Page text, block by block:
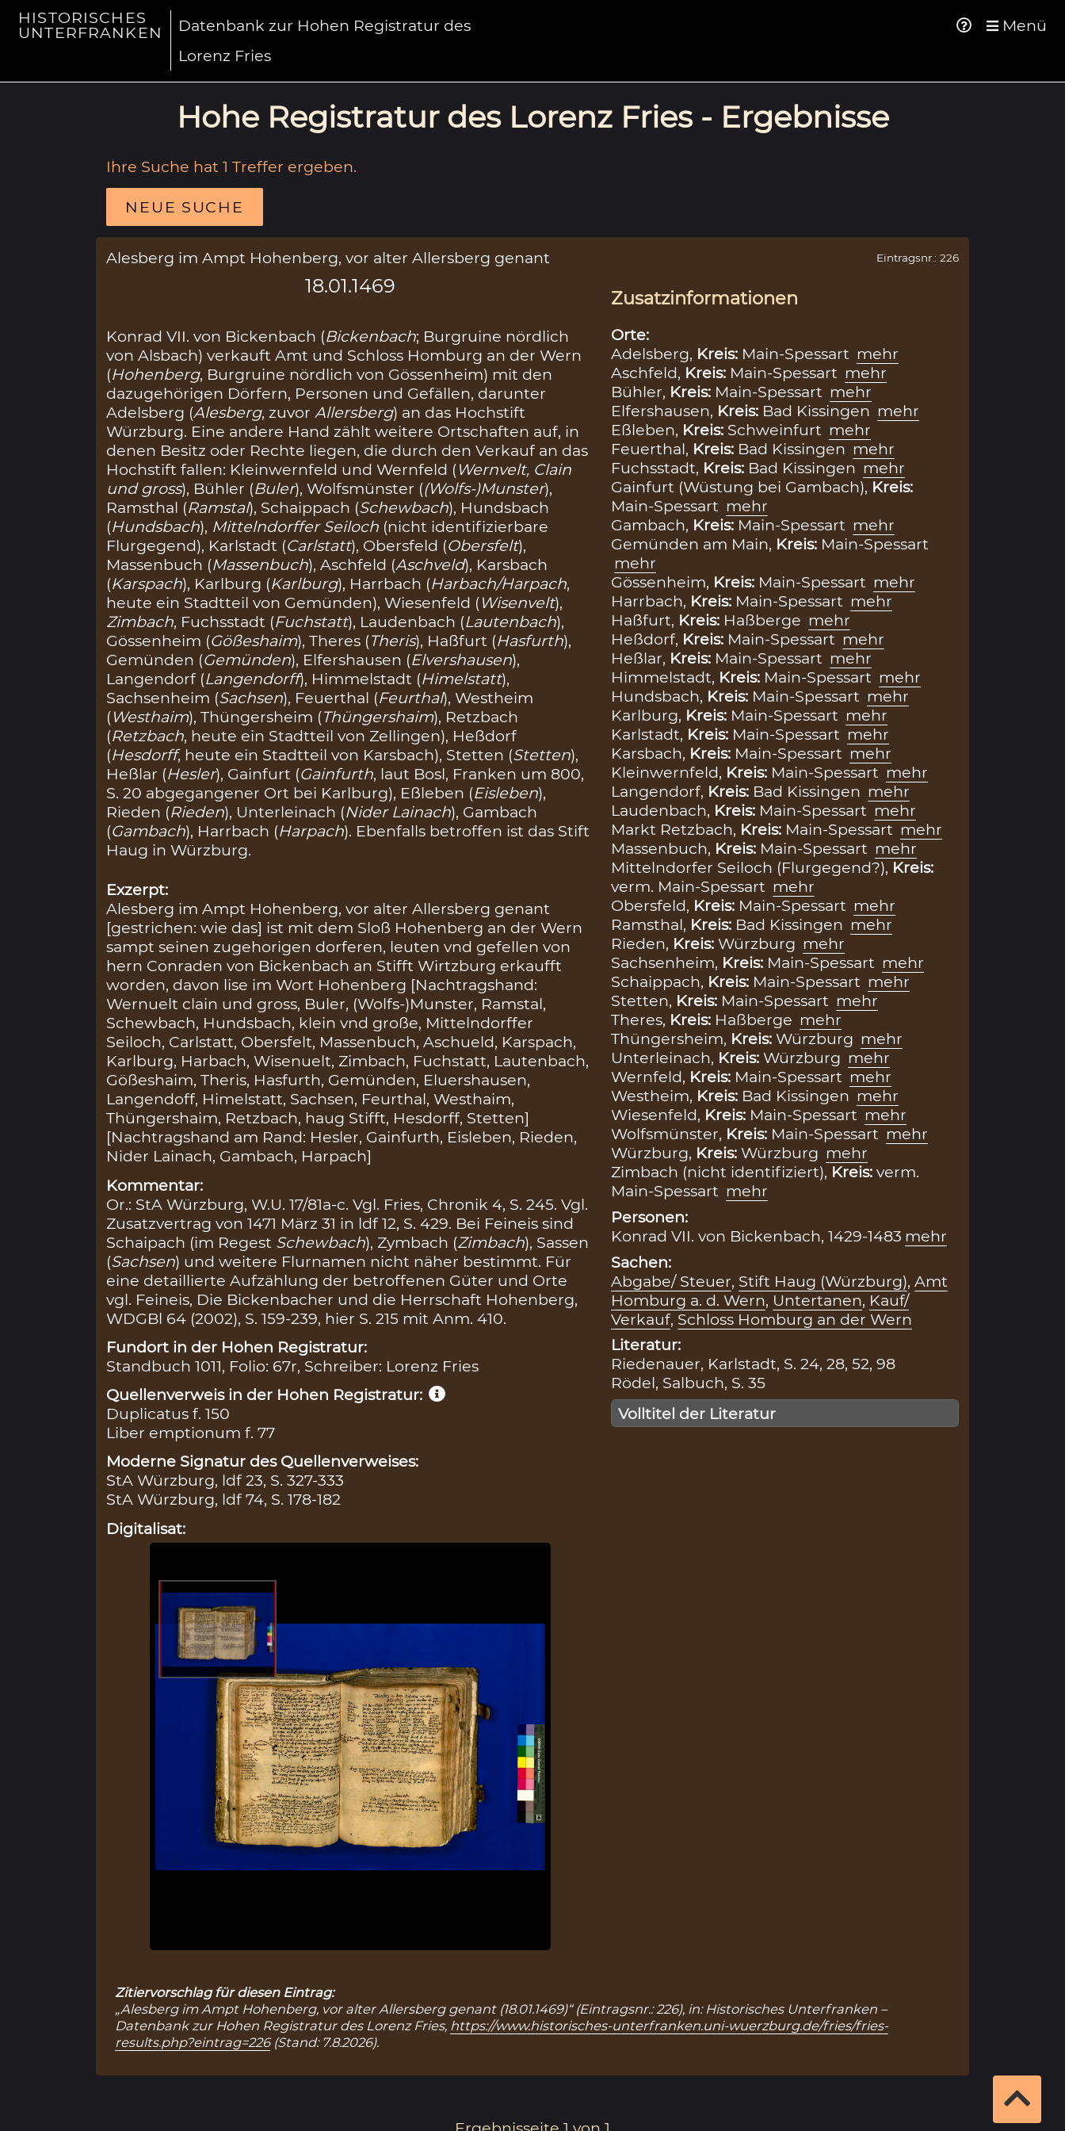
HISTORISCHES
UNTERFRANKEN
Datenbank zur Hohen Registratur des
Lorenz Fries
Menü
Hohe Registratur des Lorenz Fries - Ergebnisse
Ihre Suche hat 1 Treffer ergeben.
NEUE SUCHE
Alesberg im Ampt Hohenberg, vor alter Allersberg genant
18.01.1469
Konrad VII. von Bickenbach (Bickenbach; Burgruine nördlich
von Alsbach) verkauft Amt und Schloss Homburg an der Wern
(Hohenberg, Burgruine nördlich von Gössenheim) mit den
dazugehörigen Dörfern, Personen und Gefällen, darunter
Adelsberg (Alesberg, zuvorAllersberg) an das Hochstift
Würzburg. Eine andere Hand zählt weitere Ortschaften auf, in
denen Besitz oder Rechte liegen, die durch den Verkauf an das
Hochstift fallen: Kleinwernfeld und Wernfeld (Wernvelt, Clain
und gross), Bühler (Buler), Wolfsmünster ((Wolfs-)Munster),
Ramsthal (Ramstal), Schaippach (Schewbach), Hundsbach
(Hundsbach), Mittelndorffer Seiloch (nicht identifizierbare
Flurgegend), Karlstadt (Carlstatt), Obersfeld (Obersfelt),
Massenbuch (Massenbuch), Aschfeld (Aschveld), Karsbach
(Karspach), Karlburg (Karlburg), Harrbach (Harbach/Harpach,
heute ein Stadtteil von Gemünden), Wiesenfeld (Wisenvelt),
Zimbach, Fuchsstadt (Fuchstatt), Laudenbach (Lautenbach),
Gössenheim (Gößeshaim), Theres (Theris), Haßfurt (Hasfurth),
Gemünden (Gemünden), Elfershausen (Elvershausen),
Langendorf (Langendorff), Himmelstadt (Himelstatt),
Sachsenheim (Sachsen), Feuerthal (Feurthal), Westheim
(Westhaim), Thüngersheim (Thüngershaim), Retzbach
(Retzbach, heute ein Stadtteil von Zellingen), Heßdorf
(Hesdorff, heute ein Stadtteil von Karsbach), Stetten (Stetten),
Heßlar (Hesler), Gainfurt (Gainfurth, laut Bosl, Franken um 800,
S. 20 abgegangener Ort bei Karlburg), Eßleben (Eisleben),
Rieden (Rieden), Unterleinach (Nider Lainach), Gambach
(Gambach), Harrbach (Harpach). Ebenfalls betroffen ist das Stift
Haug in Würzburg.
Exzerpt:
Alesberg im Ampt Hohenberg, vor alter Allersberg genant
[gestrichen: wie das] ist mit dem Sloß Hohenberg an der Wern
sampt seinen zugehorigen dorferen, leuten vnd gefellen von
hern Conraden von Bickenbach an Stifft Wirtzburg erkaufft
worden, davon lise im Wort Hohenberg [Nachtragshand:
Wernuelt clain und gross, Buler, (Wolfs-)Munster, Ramstal,
Schewbach, Hundsbach, klein vnd große, Mittelndorffer
Seiloch, Carlstatt, Obersfelt, Massenbuch, Aschueld, Karspach,
Karlburg, Harbach, Wisenuelt, Zimbach, Fuchstatt, Lautenbach,
Gößeshaim, Theris, Hasfurth, Gemünden, Eluershausen,
Langendoff, Himelstatt, Sachsen, Feurthal, Westhaim,
Thüngershaim, Retzbach, haug Stifft, Hesdorff, Stetten]
[Nachtragshand am Rand: Hesler, Gainfurth, Eisleben, Rieden,
Nider Lainach, Gambach, Harpach]
Kommentar:
Or.: StA Würzburg, W.U. 17/81a-c. Vgl. Fries, Chronik 4, S. 245. Vgl.
Zusatzvertrag von 1471 März 31 in ldf 12, S. 429. Bei Feineis sind
Schaipach (im Regest Schewbach), Zymbach (Zimbach), Sassen
(Sachsen) und weitere Flurnamen nicht näher bestimmt. Für
eine detaillierte Aufzählung der betroffenen Güter und Orte
vgl. Feineis, Die Bickenbacher und die Herrschaft Hohenberg,
WDGBl 64 (2002), S. 159-239, hier S. 215 mit Anm. 410.
Fundort in der Hohen Registratur:
Standbuch 1011, Folio: 67r, Schreiber: Lorenz Fries
Quellenverweis in der Hohen Registratur:
Duplicatus f. 150
Liber emptionum f. 77
Moderne Signatur des Quellenverweises:
StA Würzburg, ldf 23, S. 327-333
StA Würzburg, ldf 74, S. 178-182
Digitalisat:
Eintragsnr.: 226
Zusatzinformationen
Orte:
Adelsberg, Kreis: Main-Spessart mehr
Aschfeld, Kreis: Main-Spessart mehr
Bühler, Kreis: Main-Spessart mehr
Elfershausen, Kreis: Bad Kissingen mehr
Eßleben, Kreis: Schweinfurt mehr
Feuerthal, Kreis: Bad Kissingen mehr
Fuchsstadt, Kreis: Bad Kissingen mehr
Gainfurt (Wüstung bei Gambach), Kreis:
Main-Spessart mehr
Gambach, Kreis: Main-Spessart mehr
Gemünden am Main, Kreis: Main-Spessart
mehr
Gössenheim, Kreis: Main-Spessart mehr
Harrbach, Kreis: Main-Spessart mehr
Haßfurt, Kreis: Haßberge mehr
Heßdorf, Kreis: Main-Spessart mehr
Heßlar, Kreis: Main-Spessart mehr
Himmelstadt, Kreis: Main-Spessart mehr
Hundsbach, Kreis: Main-Spessart mehr
Karlburg, Kreis: Main-Spessart mehr
Karlstadt, Kreis: Main-Spessart mehr
Karsbach, Kreis: Main-Spessart mehr
Kleinwernfeld, Kreis: Main-Spessart mehr
Langendorf, Kreis: Bad Kissingen mehr
Laudenbach, Kreis: Main-Spessart mehr
Markt Retzbach, Kreis: Main-Spessart mehr
Massenbuch, Kreis: Main-Spessart mehr
Mittelndorfer Seiloch (Flurgegend?), Kreis:
verm. Main-Spessart mehr
Obersfeld, Kreis: Main-Spessart mehr
Ramsthal, Kreis: Bad Kissingen mehr
Rieden, Kreis: Würzburg mehr
Sachsenheim, Kreis: Main-Spessart mehr
Schaippach, Kreis: Main-Spessart mehr
Stetten, Kreis: Main-Spessart mehr
Theres, Kreis: Haßberge mehr
Thüngersheim, Kreis: Würzburg mehr
Unterleinach, Kreis: Würzburg mehr
Wernfeld, Kreis: Main-Spessart mehr
Westheim, Kreis: Bad Kissingen mehr
Wiesenfeld, Kreis: Main-Spessart mehr
Wolfsmünster, Kreis: Main-Spessart mehr
Würzburg, Kreis: Würzburg mehr
Zimbach (nicht identifiziert), Kreis: verm.
Main-Spessart mehr
Personen:
Konrad VII. von Bickenbach, 1429-1483 mehr
Sachen:
Abgabe/ Steuer, Stift Haug (Würzburg), Amt
Homburg a. d. Wern, Untertanen, Kauf/
Verkauf, Schloss Homburg an der Wern
Literatur:
Riedenauer, Karlstadt, S. 24, 28, 52, 98
Rödel, Salbuch, S. 35
Volltitel der Literatur
Zitiervorschlag für diesen Eintrag:
„Alesberg im Ampt Hohenberg, vor alter Allersberg genant (18.01.1469)“ (Eintragsnr.: 226), in: Historisches Unterfranken –
Datenbank zur Hohen Registratur des Lorenz Fries, https://www.historisches-unterfranken.uni-wuerzburg.de/fries/fries-
results.php?eintrag=226(Stand: 7.8.2026).